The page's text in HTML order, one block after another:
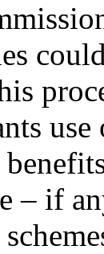
use
– if